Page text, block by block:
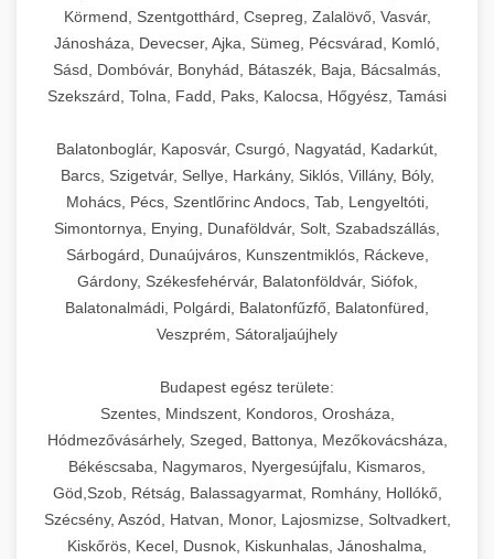
Körmend, Szentgotthárd, Csepreg, Zalalövő, Vasvár,
Jánosháza, Devecser, Ajka, Sümeg, Pécsvárad, Komló,
Sásd, Dombóvár, Bonyhád, Bátaszék, Baja, Bácsalmás,
Szekszárd, Tolna, Fadd, Paks, Kalocsa, Hőgyész, Tamási
Balatonboglár, Kaposvár, Csurgó, Nagyatád, Kadarkút,
Barcs, Szigetvár, Sellye, Harkány, Siklós, Villány, Bóly,
Mohács, Pécs, Szentlőrinc Andocs, Tab, Lengyeltóti,
Simontornya, Enying, Dunaföldvár, Solt, Szabadszállás,
Sárbogárd, Dunaújváros, Kunszentmiklós, Ráckeve,
Gárdony, Székesfehérvár, Balatonföldvár, Siófok,
Balatonalmádi, Polgárdi, Balatonfűzfő, Balatonfüred,
Veszprém, Sátoraljaújhely
Budapest egész területe:
Szentes, Mindszent, Kondoros, Orosháza,
Hódmezővásárhely, Szeged, Battonya, Mezőkovácsháza,
Békéscsaba, Nagymaros, Nyergesújfalu, Kismaros,
Göd,Szob, Rétság, Balassagyarmat, Romhány, Hollókő,
Szécsény, Aszód, Hatvan, Monor, Lajosmizse, Soltvadkert,
Kiskőrös, Kecel, Dusnok, Kiskunhalas, Jánoshalma,